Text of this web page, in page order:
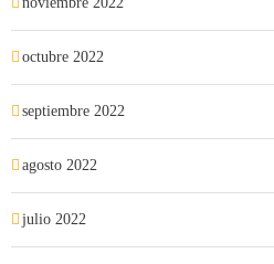
octubre 2022
septiembre 2022
agosto 2022
julio 2022